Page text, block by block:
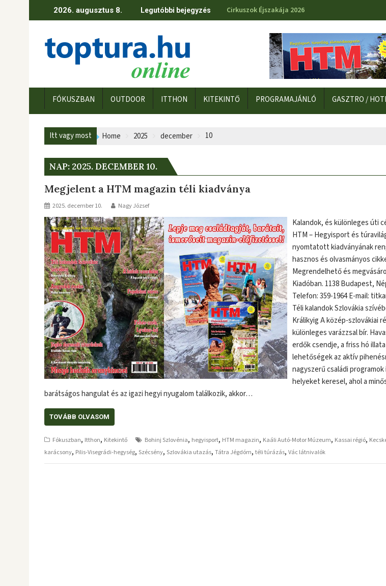
2026. augusztus 8. Legutóbbi bejegyzés Cirkuszok Éjszakája 2026
FÓKUSZBAN OUTDOOR ITTHON KITEKINTŐ PROGRAMAJÁNLÓ GASZTRO /
Itt vagy most Home 2025 december 10
NAP: 2025. DECEMBER 10.
Megjelent a HTM magazin téli kiadványa
2025. december 10. Nagy József
Kalandok, és különleges úti
HTM – Hegyisport és
nyomtatott kiadványának
hasznos és olvasmányos
Megrendelhető és
Kiadóban. 1138 Budapest,
Telefon: 359-1964 E-mail:
Téli kalandok Szlovákia
Králikyig A közép-szlovákiai
különleges varázzsal bír.
erdők csendje, a friss hó
lehetőségek az aktív
nagyszerű családi programok
helyeket keresel, ahol a
barátságos hangulat és az igazi hegyi nyugalom találkozik, akkor…
TOVÁBB OLVASOM
Fókuszban, Itthon, Kitekintő Bohinj Szlovénia, hegyisport, HTM magazin, Kaáli Autó-Motor Múzeum, Kassai régió,
karácsony, Pilis-Visegrádi-hegység, Szécsény, Szlovákia utazás, Tátra Jégdóm, téli túrázás, Vác látnivalók